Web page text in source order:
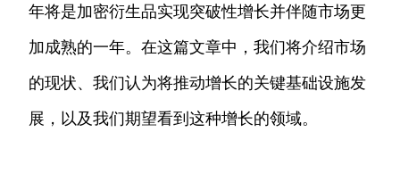
年将是加密衍生品实现突破性增长并伴随市场更
加成熟的一年。在这篇文章中，我们将介绍市场
的现状、我们认为将推动增长的关键基础设施发
展，以及我们期望看到这种增长的领域。